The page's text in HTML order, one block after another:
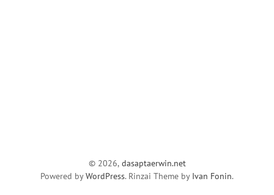
© 2026, dasaptaerwin.net
Powered byWordPress. Rinzai Theme by Ivan Fonin.